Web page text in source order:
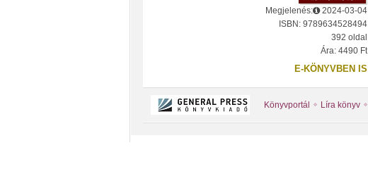
Megjelenés:
2024-03-04
ISBN: 9789634528494
392 oldal
Ára: 4490 Ft
E-KÖNYVBEN IS
Könyvportál Líra könyv